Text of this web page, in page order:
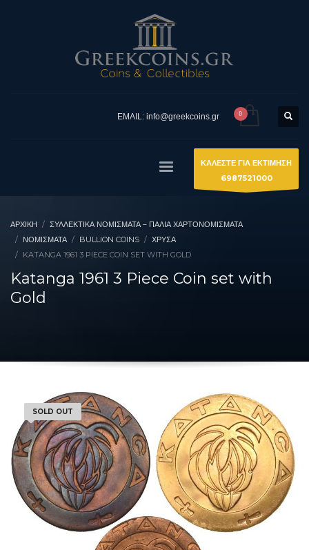
EMAIL: info@greekcoins.gr
ΚΑΛΕΣΤΕ ΓΙΑ ΕΚΤΙΜΗΣΗ
6987521000
ΑΡΧΙΚΉ
ΣΥΛΛΕΚΤΙΚΆ ΝΟΜΊΣΜΑΤΑ – ΠΑΛΙΆ ΧΑΡΤΟΝΟΜΊΣΜΑΤΑ
ΝΟΜΙΣΜΑΤΑ
BULLION COINS
ΧΡΥΣΆ
KATANGA 1961 3 PIECE COIN SET WITH GOLD
Katanga 1961 3 Piece Coin set with
Gold
SOLD OUT